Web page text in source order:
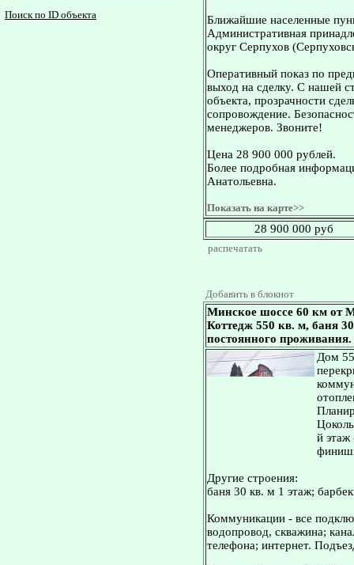
Поиск по ID объекта
Ближайшие населенные
Административная
округ Серпухов
Оперативный показ по
выход на сделку. С нашей
объекта, прозрачности
сопровождение.
менеджеров. Звоните!
Цена 28 900 000 рублей.
Более подробная
Анатольевна.
Показать на карте>>
28 900 000 руб
распечатать
Добавить в блокнот
Минское шоссе 60 км от
Коттедж 550 кв. м, баня
постоянного проживания.
Дом
й этаж
Другие строения:
баня 30 кв. м 1 этаж;
Коммуникации - все
водопровод, скважина;
телефона; интернет.